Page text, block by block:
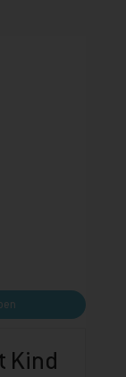
Kind